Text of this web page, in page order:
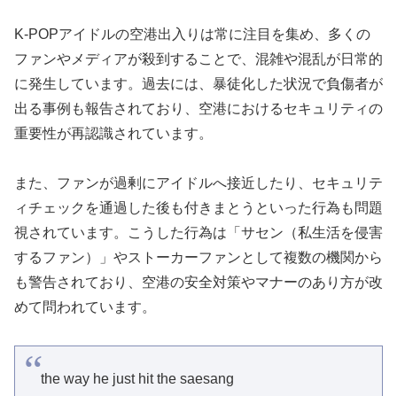
K-POPアイドルの空港出入りは常に注目を集め、多くの
ファンやメディアが殺到することで、混雑や混乱が日常的
に発生しています。過去には、暴徒化した状況で負傷者が
出る事例も報告されており、空港におけるセキュリティの
重要性が再認識されています。
また、ファンが過剰にアイドルへ接近したり、セキュリテ
ィチェックを通過した後も付きまとうといった行為も問題
視されています。こうした行為は「サセン（私生活を侵害
するファン）」やストーカーファンとして複数の機関から
も警告されており、空港の安全対策やマナーのあり方が改
めて問われています。
the way he just hit the saesang